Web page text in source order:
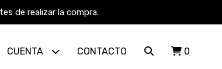
de realizar la compra.
CUENTA CONTACTO 0